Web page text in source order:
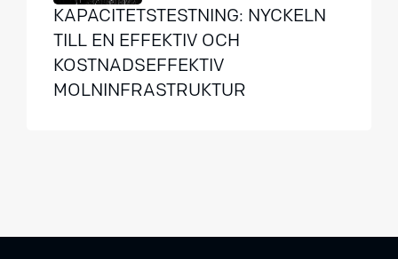
KAPACITETSTESTNING: NYCKELN
TILL EN EFFEKTIV OCH
KOSTNADSEFFEKTIV
MOLNINFRASTRUKTUR